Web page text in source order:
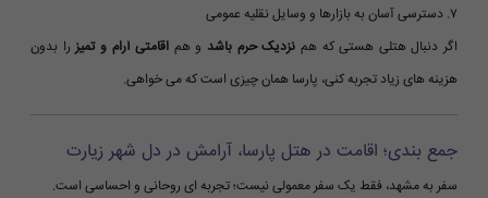
۷. دسترسی آسان به بازارها و وسایل نقلیه عمومی
اگر دنبال هتلی هستی که هم نزدیک حرم باشد و هم اقامتی آرام و تمیزرا بدون
هزینه های زیاد تجربه کنی، پارسا همان چیزی است که می خواهی.
جمع بندی؛ اقامت در هتل پارسا، آرامش در دل شهر زیارت
سفر به مشهد، فقط یک سفر معمولی نیست؛ تجربه ای روحانی و احساسی است.